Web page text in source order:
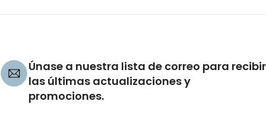
Únase a nuestra lista de correo para recibir
las últimas actualizaciones y
promociones.